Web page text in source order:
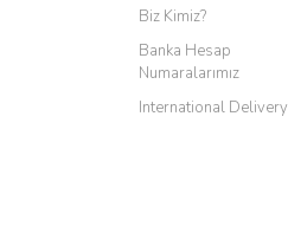
Biz Kimiz?
Banka Hesap
Numaralarımız
International Delivery